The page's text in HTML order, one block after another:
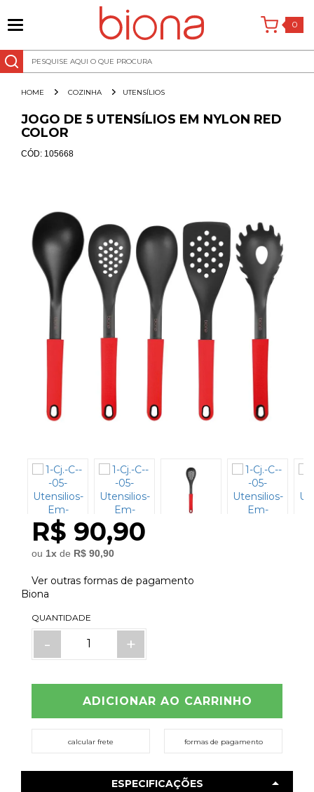
0
COZINHA UTENSÍLIOS
JOGO DE 5 UTENSÍLIOS EM NYLON RED
COLOR
CÓD: 105668
R$ 90,90
ou 1x de R$ 90,90
Ver outras formas de pagamento
Biona
QUANTIDADE
- +
ADICIONAR AO CARRINHO
calcular frete formas de pagamento
ESPECIFICAÇÕES